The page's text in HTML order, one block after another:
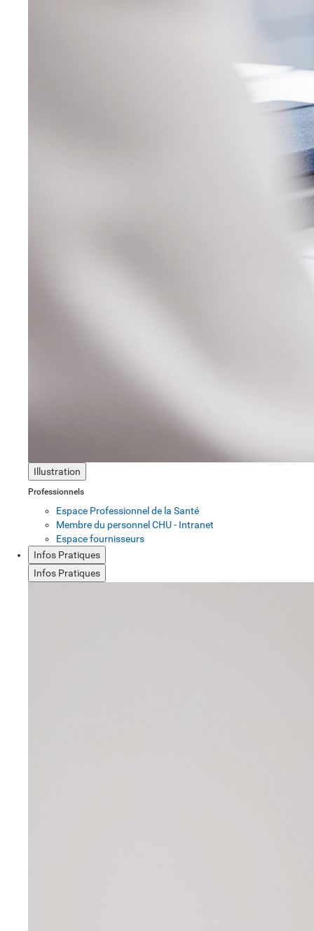
Illustration
Professionnels
Espace Professionnel de la Santé
Membre du personnel CHU - Intranet
Espace fournisseurs
Infos Pratiques
Infos Pratiques